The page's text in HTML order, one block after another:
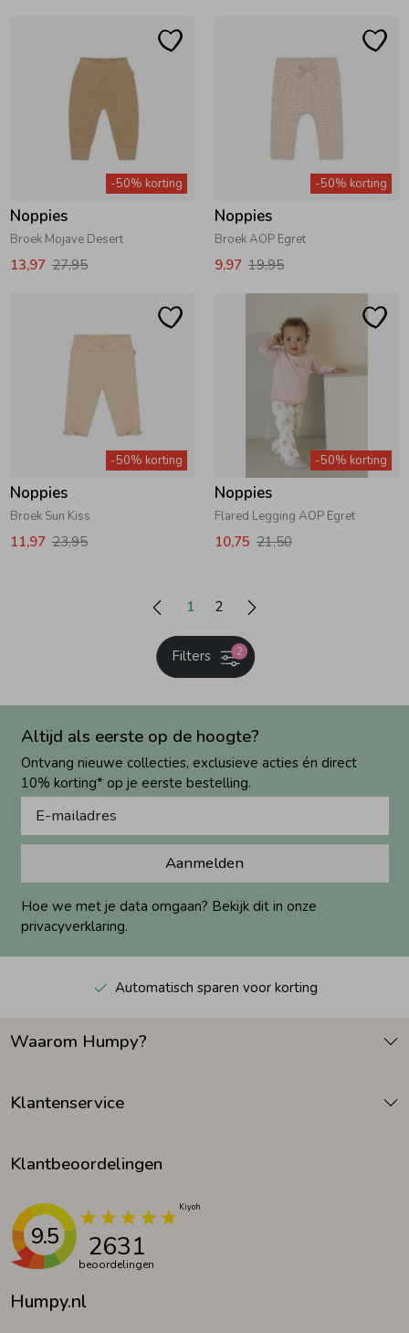
-50% korting
Noppies
Broek Mojave Desert
13,97 27,95
-50% korting
Noppies
Broek AOP Egret
9,97 19,95
-50% korting
Noppies
Broek Sun Kiss
11,97 23,95
-50% korting
Noppies
Flared Legging AOP Egret
10,75 21,50
1 2
2
Filters
Altijd als eerste op de hoogte?
Ontvang nieuwe collecties, exclusieve acties én direct
10% korting* op je eerste bestelling.
Aanmelden
Hoe we met je data omgaan? Bekijk dit in onze
privacyverklaring.
Automatisch sparen voor korting
Humpy.nl
Waarom Humpy?
Klantenservice
Klantbeoordelingen
9.5 2631
beoordelingen